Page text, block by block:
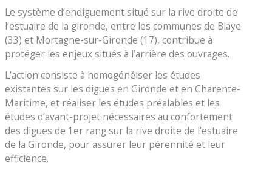
Le système d’endiguement situé sur la rive droite de
l’estuaire de la gironde, entre les communes de Blaye
(33) et Mortagne-sur-Gironde (17), contribue à
protéger les enjeux situés à l’arrière des ouvrages.
L’action consiste à homogénéiser les études
existantes sur les digues en Gironde et en Charente-
Maritime, et réaliser les études préalables et les
études d’avant-projet nécessaires au confortement
des digues de 1er rang sur la rive droite de l’estuaire
de la Gironde, pour assurer leur pérennité et leur
efficience.